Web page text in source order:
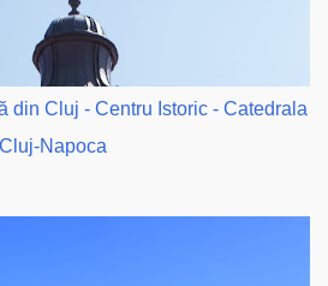
din Cluj - Centru Istoric - Catedrala
Napoca